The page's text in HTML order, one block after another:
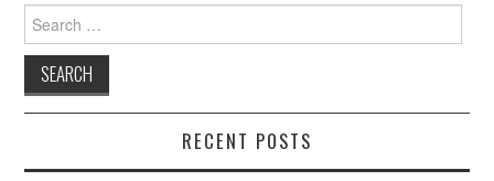
Search
for:
RECENT POSTS